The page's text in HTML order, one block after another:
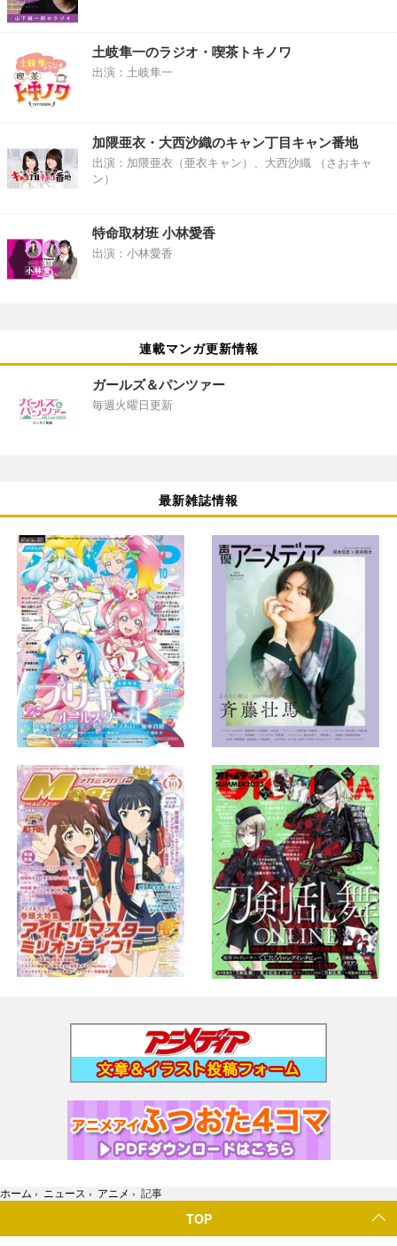
土岐隼一のラジオ・喫茶トキノワ
出演：土岐隼一
加隈亜衣・大西沙織のキャン丁目キャン番地
出演：加隈亜衣（亜衣キャン）、大西沙織 （さおキャ
ン）
特命取材班 小林愛香
出演：小林愛香
連載マンガ更新情報
ガールズ＆パンツァー
毎週火曜日更新
最新雑誌情報
ホーム › ニュース › アニメ › 記事
TOP